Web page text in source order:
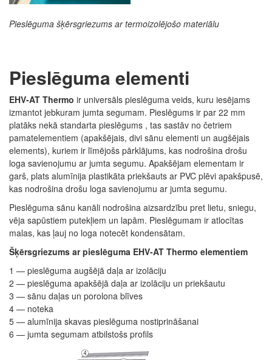
Pieslēguma šķērsgriezums ar termoizolējošo materiālu
Pieslēguma elementi
EHV-AT Thermo ir universāls pieslēguma veids, kuru iesējams
izmantot jebkuram jumta segumam. Pieslēgums ir par 22 mm
platāks nekā standarta pieslēgums , tas sastāv no četriem
pamatelementiem (apakšējais, divi sānu elementi un augšējais
elements), kuriem ir līmējošs pārklājums, kas nodrošina drošu
loga savienojumu ar jumta segumu. Apakšējam elementam ir
garš, plats alumīnija plastikāta priekšauts ar PVC plēvi apakšpusē,
kas nodrošina drošu loga savienojumu ar jumta segumu.
Pieslēguma sānu kanāli nodrošina aizsardzību pret lietu, sniegu,
vēja sapūstiem putekļiem un lapām. Pieslēgumam ir atlocītas
malas, kas ļauj no loga notecēt kondensātam.
Šķērsgriezums ar pieslēguma EHV-AT Thermo elementiem
1 — pieslēguma augšējā daļa ar izolāciju
2 — pieslēguma apakšējā daļa ar izolāciju un priekšautu
3 — sānu daļas un porolona blīves
4 — noteka
5 — alumīnija skavas pieslēguma nostiprināšanai
6 — jumta segumam atbilstošs profils